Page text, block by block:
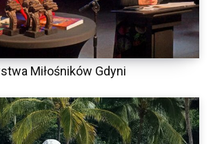
Miłośników Gdyni